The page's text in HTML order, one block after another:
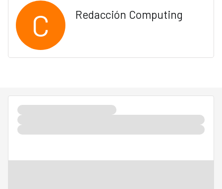
C Redacción Computing